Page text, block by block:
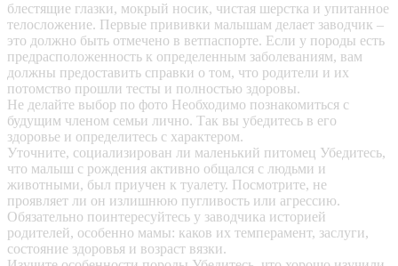
блестящие глазки, мокрый носик, чистая шерстка и упитанное
телосложение. Первые прививки малышам делает заводчик –
это должно быть отмечено в ветпаспорте. Если у породы есть
предрасположенность к определенным заболеваниям, вам
должны предоставить справки о том, что родители и их
потомство прошли тесты и полностью здоровы.
Не делайте выбор по фото Необходимо познакомиться с
будущим членом семьи лично. Так вы убедитесь в его
здоровье и определитесь с характером.
Уточните, социализирован ли маленький питомец Убедитесь,
что малыш с рождения активно общался с людьми и
животными, был приучен к туалету. Посмотрите, не
проявляет ли он излишнюю пугливость или агрессию.
Обязательно поинтересуйтесь у заводчика историей
родителей, особенно мамы: каков их темперамент, заслуги,
состояние здоровья и возраст вязки.